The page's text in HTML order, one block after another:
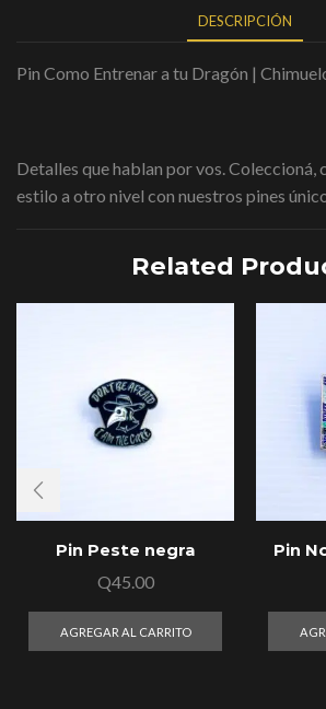
DESCRIPCIÓN
Pin Como Entrenar a tu Dragón |
Detalles que hablan por vos. Coleccioná,
estilo a otro nivel con nuestros pines
Related
Pin Peste negra
Q45.00
AGREGAR AL CARRITO
Pin